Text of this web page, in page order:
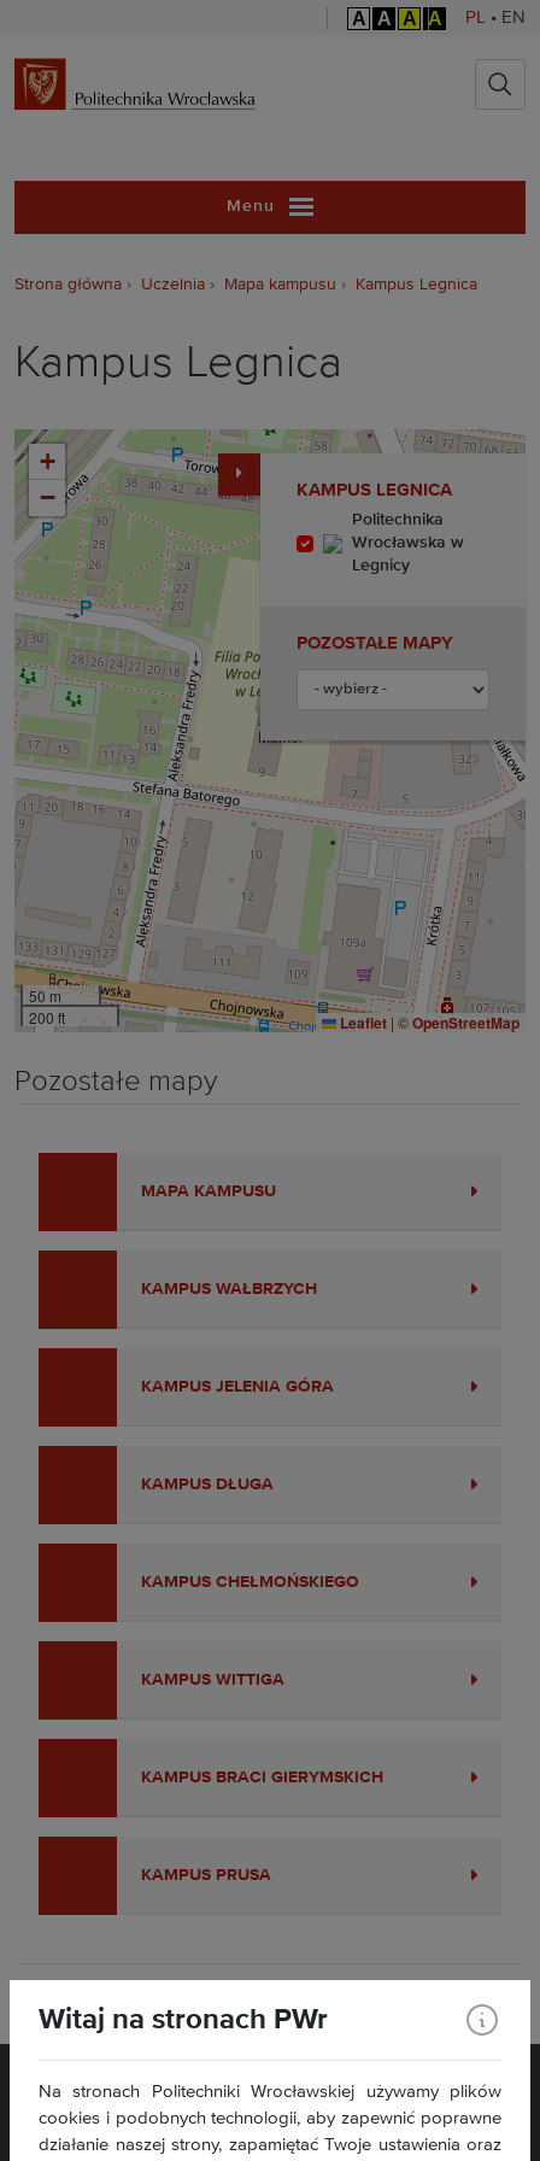
A A A A PL • EN
Politechnika
Menu
Strona główna Uczelnia Mapa kampusu Kampus Legnica
Kampus Legnica
+
−
50 m
200 ft
Leaflet | ©OpenStreetMap
KAMPUS LEGNICA
Politechnika
Wrocławska w
Legnicy
POZOSTAŁE MAPY
Pozostałe mapy
MAPA KAMPUSU
KAMPUS WAŁBRZYCH
KAMPUS JELENIA GÓRA
KAMPUS DŁUGA
KAMPUS CHEŁMOŃSKIEGO
KAMPUS WITTIGA
KAMPUS BRACI GIERYMSKICH
KAMPUS PRUSA
Drukuj
Witaj na stronach PWr
Na stronach Politechniki Wrocławskiej używamy plików
cookies i podobnych technologii, aby zapewnić poprawne
działanie naszej strony, zapamiętać Twoje ustawienia oraz